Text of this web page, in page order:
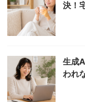
決！
生成
われ